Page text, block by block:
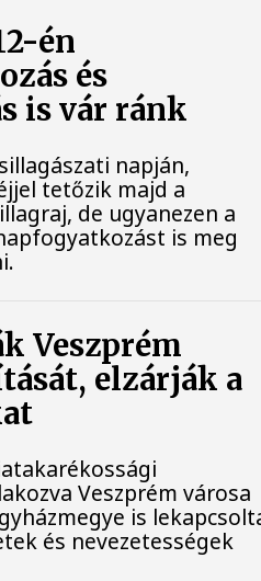
én
és
is vár ránk
napján,
tetőzik majd a
de ugyanezen a
is meg
Veszprém
elzárják a
Veszprém városa
is
és nevezetességek